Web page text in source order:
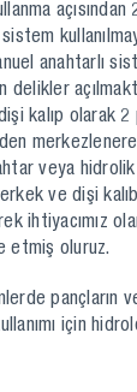
anahtarlı
delikler
kalıp olarak 2
veya hidrolik
ve dişi
ihtiyacımız
etmiş oluruz.
pançların
için